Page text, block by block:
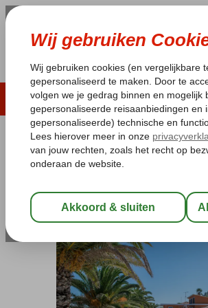
LAST MINUTE
Pakketgarantie
Home
Griekenland Zakynthos
Fly & Go Paradise
Logies-Hotel